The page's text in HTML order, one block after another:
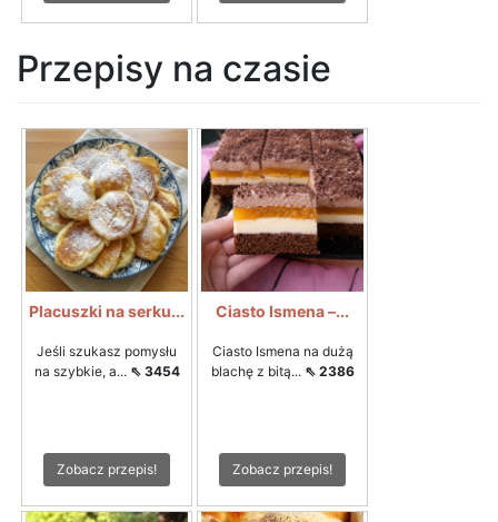
Przepisy na czasie
Placuszki na serku...
Jeśli szukasz pomysłu
na szybkie, a... ⇖ 3454
Zobacz przepis!
Ciasto Ismena –...
Ciasto Ismena na dużą
blachę z bitą... ⇖ 2386
Zobacz przepis!